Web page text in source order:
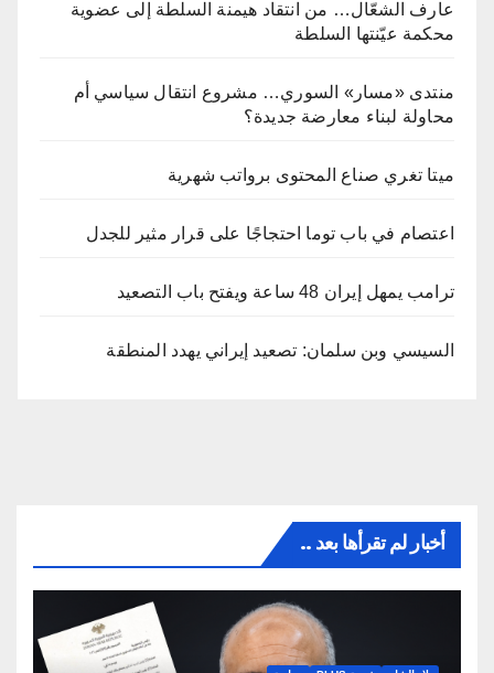
عارف الشعّال… من انتقاد هيمنة السلطة إلى عضوية
محكمة عيّنتها السلطة
منتدى «مسار» السوري… مشروع انتقال سياسي أم
محاولة لبناء معارضة جديدة؟
ميتا تغري صناع المحتوى برواتب شهرية
اعتصام في باب توما احتجاجًا على قرار مثير للجدل
ترامب يمهل إيران 48 ساعة ويفتح باب التصعيد
السيسي وبن سلمان: تصعيد إيراني يهدد المنطقة
أخبار لم تقرأها بعد ..